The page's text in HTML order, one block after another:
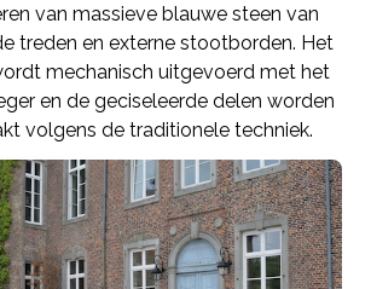
van massieve blauwe steen van
treden en externe stootborden. Het
mechanisch uitgevoerd met het
en de geciseleerde delen worden
volgens de traditionele techniek.